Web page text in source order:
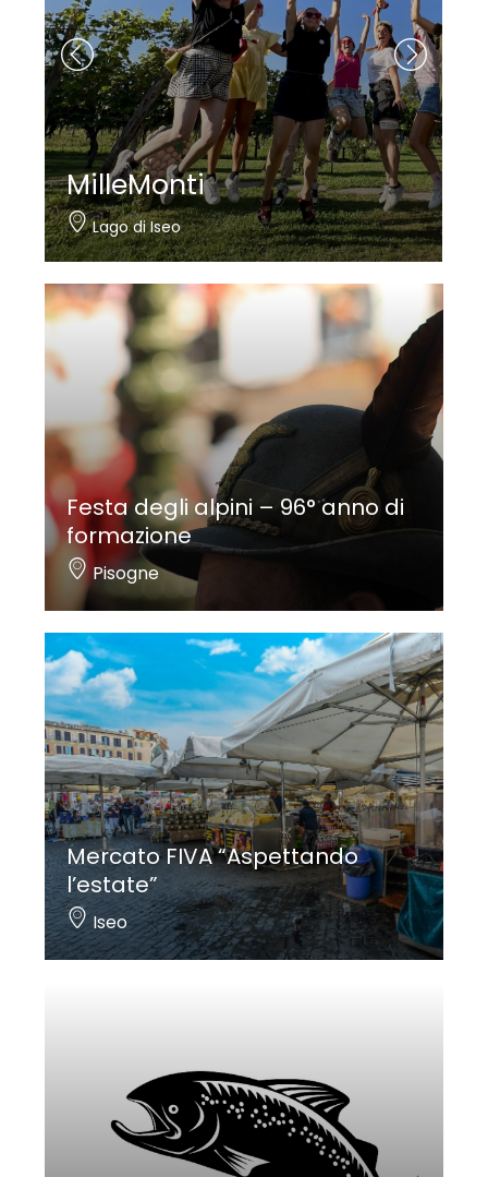
Nautica Bertelli
Paratico
Festa degli alpini – 96° anno di
formazione
Pisogne
Mercato FIVA “Aspettando
l’estate”
Iseo